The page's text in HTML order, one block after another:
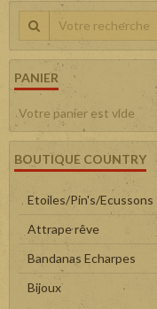
PANIER
Votre panier est vide
BOUTIQUE COUNTRY
Etoiles/Pin's/Ecussons
Attrape rêve
Bandanas Echarpes
Bijoux